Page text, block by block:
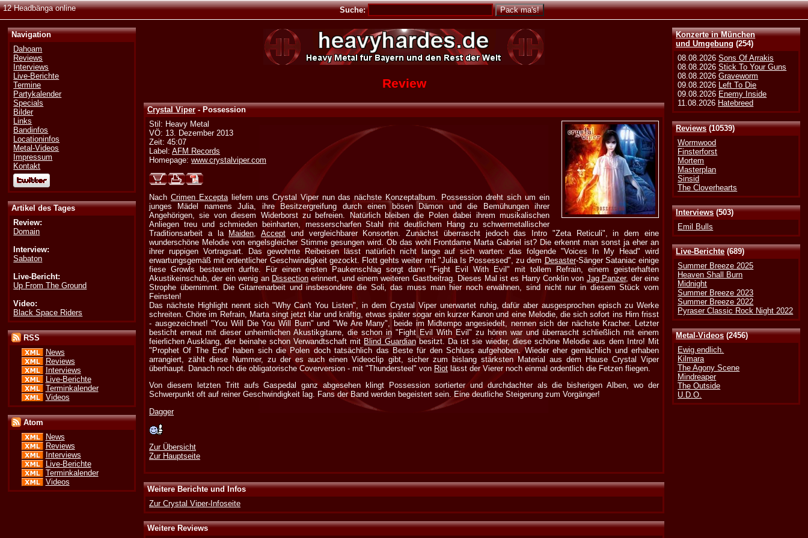
12 Headbänga online Suche:
Konzerte in München
und Umgebung (254)
08.08.2026Sons Of Arrakis
08.08.2026Stick To Your Guns
08.08.2026Graveworm
09.08.2026 Left To Die
09.08.2026 Enemy Inside
11.08.2026 Hatebreed
Reviews(10539)
Wormwood
Finsterforst
Mortem
Masterplan
Sinsid
The Cloverhearts
Interviews(503)
Emil Bulls
Live-Berichte(689)
Summer Breeze 2025
Heaven Shall Burn
Midnight
Summer Breeze 2023
Summer Breeze 2022
Pyraser Classic Rock Night 2022
Metal-Videos(2456)
Ewig.endlich.
Kilmara
The Agony Scene
Mindreaper
The Outside
U.D.O.
Navigation
Dahoam
Reviews
Interviews
Live-Berichte
Termine
Partykalender
Specials
Bilder
Links
Bandinfos
Locationinfos
Metal-Videos
Impressum
Kontakt
Artikel des Tages
Review:
Domain
Interview:
Sabaton
Live-Bericht:
Up From The Ground
Video:
Black Space Riders
RSS
News
Reviews
Interviews
Live-Berichte
Terminkalender
Videos
Atom
News
Reviews
Interviews
Live-Berichte
Terminkalender
Videos
Review
Crystal Viper- Possession
Stil: Heavy Metal
VÖ: 13. Dezember 2013
Zeit: 45:07
Label:AFM Records
Homepage:www.crystalviper.com
Nach Crimen Exceptaliefern uns Crystal Viper nun das nächste Konzeptalbum. Possession dreht sich um ein
junges Mädel namens Julia, ihre Besitzergreifung durch einen bösen Dämon und die Bemühungen ihrer
Angehörigen, sie von diesem Widerborst zu befreien. Natürlich bleiben die Polen dabei ihrem musikalischen
Anliegen treu und schmieden beinharten, messerscharfen Stahl mit deutlichem Hang zu schwermetallischer
Traditionsarbeit a la Maiden,Accept und vergleichbarer Konsorten. Zunächst überrascht jedoch das Intro "Zeta Reticuli", in dem eine
wunderschöne Melodie von engelsgleicher Stimme gesungen wird. Ob das wohl Frontdame Marta Gabriel ist? Die erkennt man sonst ja eher an
ihrer ruppigen Vortragsart. Das gewohnte Reibeisen lässt natürlich nicht lange auf sich warten: das folgende "Voices In My Head" wird
erwartungsgemäß mit ordentlicher Geschwindigkeit gezockt. Flott gehts weiter mit "Julia Is Possessed", zu dem Desaster-Sänger Sataniac einige
fiese Growls besteuern durfte. Für einen ersten Paukenschlag sorgt dann "Fight Evil With Evil" mit tollem Refrain, einem geisterhaften
Akustikeinschub, der ein wenig an Dissectionerinnert, und einem weiteren Gastbeitrag. Dieses Mal ist es Harry Conklin von Jag Panzer, der eine
Strophe übernimmt. Die Gitarrenarbeit und insbesondere die Soli, das muss man hier noch erwähnen, sind nicht nur in diesem Stück vom
Feinsten!
Das nächste Highlight nennt sich "Why Can't You Listen", in dem Crystal Viper unerwartet ruhig, dafür aber ausgesprochen episch zu Werke
schreiten. Chöre im Refrain, Marta singt jetzt klar und kräftig, etwas später sogar ein kurzer Kanon und eine Melodie, die sich sofort ins Hirn frisst
- ausgezeichnet! "You Will Die You Will Burn" und "We Are Many", beide im Midtempo angesiedelt, nennen sich der nächste Kracher. Letzter
besticht erneut mit dieser unheimlichen Akustikgitarre, die schon in "Fight Evil With Evil" zu hören war und überrascht schließlich mit einem
feierlichen Ausklang, der beinahe schon Verwandtschaft mit Blind Guardianbesitzt. Da ist sie wieder, diese schöne Melodie aus dem Intro! Mit
"Prophet Of The End" haben sich die Polen doch tatsächlich das Beste für den Schluss aufgehoben. Wieder eher gemächlich und erhaben
arrangiert, zählt diese Nummer, zu der es auch einen Videoclip gibt, sicher zum bislang stärksten Material aus dem Hause Crystal Viper
überhaupt. Danach noch die obligatorische Coverversion - mit "Thundersteel" von Riot lässt der Vierer noch einmal ordentlich die Fetzen fliegen.
Von diesem letzten Tritt aufs Gaspedal ganz abgesehen klingt Possession sortierter und durchdachter als die bisherigen Alben, wo der
Schwerpunkt oft auf reiner Geschwindigkeit lag. Fans der Band werden begeistert sein. Eine deutliche Steigerung zum Vorgänger!
Dagger
Zur Übersicht
Zur Hauptseite
Weitere Berichte und Infos
Zur Crystal Viper-Infoseite
Weitere Reviews